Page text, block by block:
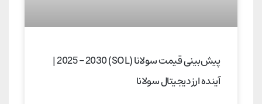
پیش‌بینی قیمت سولانا (SOL) 2025 – 2030 |
آینده ارز دیجیتال سولانا